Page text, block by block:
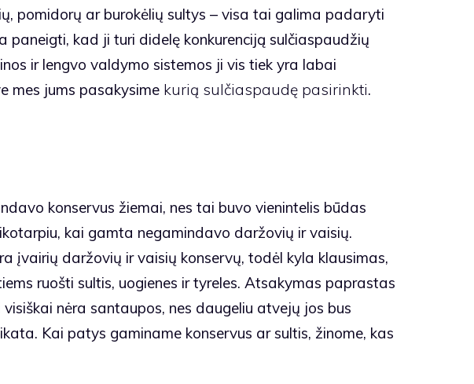
pomidorų ar burokėlių sultys – visa tai galima padaryti
paneigti, kad ji turi didelę konkurenciją sulčiaspaudžių
ir lengvo valdymo sistemos ji vis tiek yra labai
mes jums pasakysime kurią sulčiaspaudę pasirinkti.
konservus žiemai, nes tai buvo vienintelis būdas
kai gamta negamindavo daržovių ir vaisių.
įvairių daržovių ir vaisių konservų, todėl kyla klausimas,
ruošti sultis, uogienes ir tyreles. Atsakymas paprastas
nėra santaupos, nes daugeliu atvejų jos bus
Kai patys gaminame konservus ar sultis, žinome, kas